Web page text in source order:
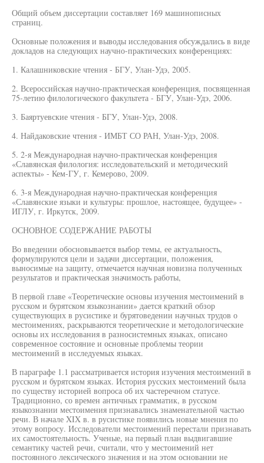
Общий объем диссертации составляет 169 машинописных
страниц.
Основные положения и выводы исследования обсуждались в виде
докладов на следующих научно-практических конференциях:
1. Калашниковские чтения - БГУ, Улан-Удэ, 2005.
2. Всероссийская научно-практическая конференция, посвященная
75-летию филологического факультета - БГУ, Улан-Удэ, 2006.
3. Баяртуевские чтения - БГУ, Улан-Удэ, 2008.
4. Найдаковские чтения - ИМБТ СО РАН, Улан-Удэ, 2008.
5. 2-я Международная научно-практическая конференция
«Славянская филология: исследовательский и методический
аспекты» - Кем-ГУ, г. Кемерово, 2009.
6. 3-я Международная научно-практическая конференция
«Славянские языки и культуры: прошлое, настоящее, будущее» -
ИГЛУ, г. Иркутск, 2009.
ОСНОВНОЕ СОДЕРЖАНИЕ РАБОТЫ
Во введении обосновывается выбор темы, ее актуальность,
формулируются цели и задачи диссертации, положения,
выносимые на защиту, отмечается научная новизна полученных
результатов и практическая значимость работы,
В первой главе «Теоретические основы изучения местоимений в
русском и бурятском языкознании» дается краткий обзор
существующих в русистике и бурятоведении научных трудов о
местоимениях, раскрываются теоретические и методологические
основы их исследования в разносистемных языках, описано
современное состояние и основные проблемы теории
местоимений в исследуемых языках.
В параграфе 1.1 рассматривается история изучения местоимений в
русском и бурятском языках. История русских местоимений была
по существу историей вопроса об их частеречном статусе.
Традиционно, со времен античных грамматик, в русском
языкознании местоимения признавались знаменательной частью
речи. В начале XIX в. в русистике появились новые мнения по
этому вопросу. Исследователи местоимений перестали признавать
их самостоятельность. Ученые, на первый план выдвигавшие
семантику частей речи, считали, что у местоимений нет
постоянного лексического значения и на этом основании не